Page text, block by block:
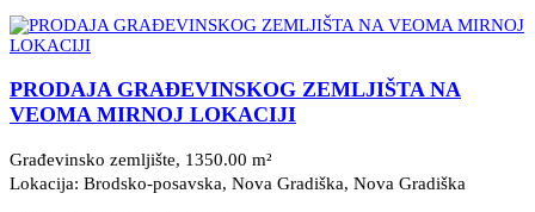
PRODAJA GRAĐEVINSKOG ZEMLJIŠTA NA
VEOMA MIRNOJ LOKACIJI
Građevinsko zemljište, 1350.00 m²
Lokacija: Brodsko-posavska, Nova Gradiška, Nova Gradiška